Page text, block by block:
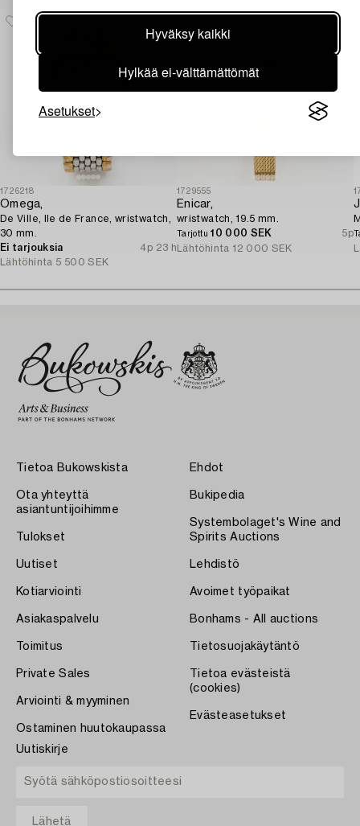
Hyväksy kaikki
Hylkää ei-välttämättömät
Asetukset
1726218
Omega,
De Ville, Ile de France, wristwatch,
30 mm.
Ei tarjouksia
4p 23 h
Lähtöhinta 5 500 SEK
1729555
Enicar,
wristwatch, 19.5 mm.
Tarjottu10 000 SEK
5p
Lähtöhinta 12 000 SEK
Tietoa Bukowskista
Ota yhteyttä
asiantuntijoihimme
Tulokset
Uutiset
Kotiarviointi
Asiakaspalvelu
Toimitus
Private Sales
Arviointi & myyminen
Ostaminen huutokaupassa
Ehdot
Bukipedia
Systembolaget's Wine and
Spirits Auctions
Lehdistö
Avoimet työpaikat
Bonhams - All auctions
Tietosuojakäytäntö
Tietoa evästeistä
(cookies)
Evästeasetukset
Uutiskirje